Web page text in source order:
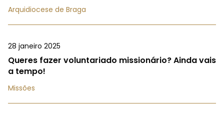
Arquidiocese de Braga
28 janeiro 2025
Queres fazer voluntariado missionário? Ainda vais
a tempo!
Missões